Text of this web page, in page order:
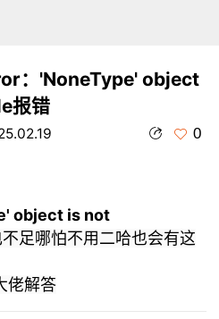
：'NoneType' object
报错
0
object is not
足哪怕不用二哈也会有这
佬解答